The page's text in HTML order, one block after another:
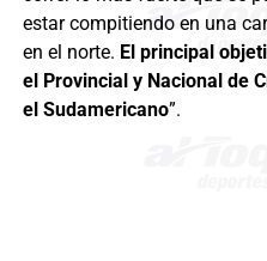
estar compitiendo en una
en el norte. El principal
el Provincial y Nacional de
el Sudamericano”.